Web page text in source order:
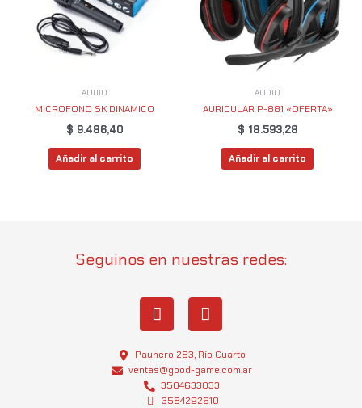
AUDIO
MICROFONO SK DINAMICO
$ 9.486,40
Añadir al carrito
AUDIO
AURICULAR P-881 «OFERTA»
$ 18.593,28
Añadir al carrito
Seguinos en nuestras redes:
I
n
t
a
g
W
h
t
s
a
Paunero 283, Río Cuarto
ventas@good-game.com.ar
3584633033
3584292610